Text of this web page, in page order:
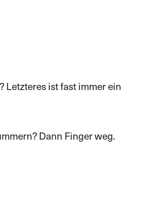
? Letzteres ist fast immer ein
Dann Finger weg.